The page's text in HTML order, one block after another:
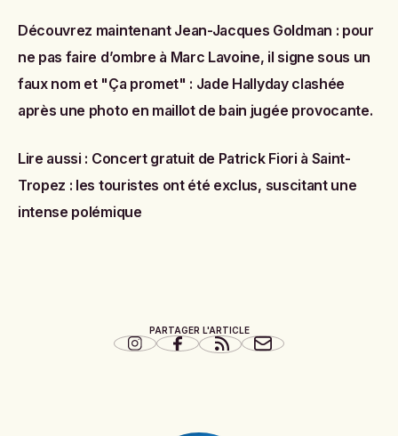
Découvrez maintenant Jean-Jacques Goldman : pour
ne pas faire d’ombre à Marc Lavoine, il signe sous un
faux nom et "Ça promet" : Jade Hallyday clashée
après une photo en maillot de bain jugée provocante.
Lire aussi : Concert gratuit de Patrick Fiori à Saint-
Tropez : les touristes ont été exclus, suscitant une
intense polémique
PARTAGER L'ARTICLE